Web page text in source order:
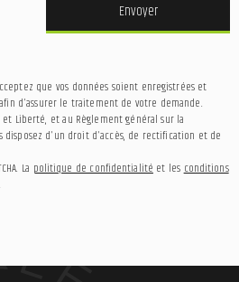
Envoyer
que vos données soient enregistrées et
afin d'assurer le traitement de votre demande.
Liberté, et au Règlement général sur la
disposez d'un droit d'accès, de rectification et de
La politique de confidentialité et les conditions